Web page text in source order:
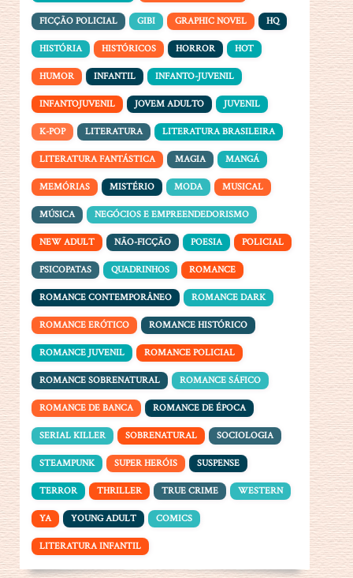
FICÇÃO POLICIAL GIBI GRAPHIC NOVEL HQ
HISTÓRIA HISTÓRICOS HORROR HOT
HUMOR INFANTIL INFANTO-JUVENIL
INFANTOJUVENIL JOVEM ADULTO JUVENIL
K-POP LITERATURA LITERATURA BRASILEIRA
LITERATURA FANTÁSTICA MAGIA MANGÁ
MEMÓRIAS MISTÉRIO MODA MUSICAL
MÚSICA NEGÓCIOS E EMPREENDEDORISMO
NEW ADULT NÃO-FICÇÃO POESIA POLICIAL
PSICOPATAS QUADRINHOS ROMANCE
ROMANCE CONTEMPORÂNEO ROMANCE DARK
ROMANCE ERÓTICO ROMANCE HISTÓRICO
ROMANCE JUVENIL ROMANCE POLICIAL
ROMANCE SOBRENATURAL ROMANCE SÁFICO
ROMANCE DE BANCA ROMANCE DE ÉPOCA
SERIAL KILLER SOBRENATURAL SOCIOLOGIA
STEAMPUNK SUPER HERÓIS SUSPENSE
TERROR THRILLER TRUE CRIME WESTERN
YA YOUNG ADULT COMICS
LITERATURA INFANTIL